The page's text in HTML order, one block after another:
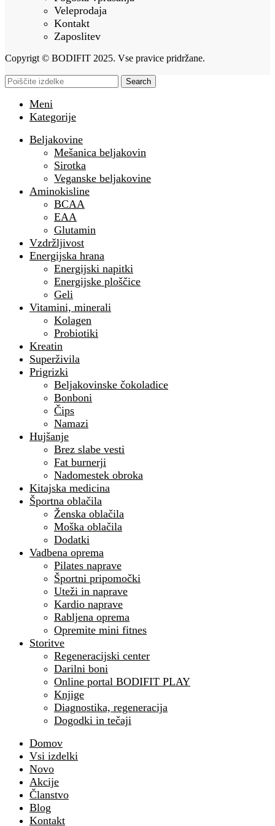
Veleprodaja
Kontakt
Zaposlitev
Copyrigt © BODIFIT 2025. Vse pravice pridržane.
Search
Meni
Kategorije
Beljakovine
Mešanica beljakovin
Sirotka
Veganske beljakovine
Aminokisline
BCAA
EAA
Glutamin
Vzdržljivost
Energijska hrana
Energijski napitki
Energijske ploščice
Geli
Vitamini, minerali
Kolagen
Probiotiki
Kreatin
Superživila
Prigrizki
Beljakovinske čokoladice
Bonboni
Čips
Namazi
Hujšanje
Brez slabe vesti
Fat burnerji
Nadomestek obroka
Kitajska medicina
Športna oblačila
Ženska oblačila
Moška oblačila
Dodatki
Vadbena oprema
Pilates naprave
Športni pripomočki
Uteži in naprave
Kardio naprave
Rabljena oprema
Opremite mini fitnes
Storitve
Regeneracijski center
Darilni boni
Online portal BODIFIT PLAY
Knjige
Diagnostika, regeneracija
Dogodki in tečaji
Domov
Vsi izdelki
Novo
Akcije
Članstvo
Blog
Kontakt